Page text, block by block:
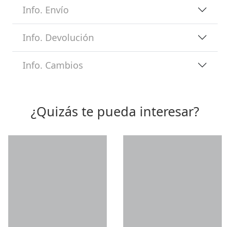
Info. Envío
Info. Devolución
Info. Cambios
¿Quizás te pueda interesar?